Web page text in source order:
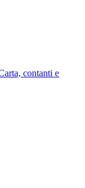
contanti e